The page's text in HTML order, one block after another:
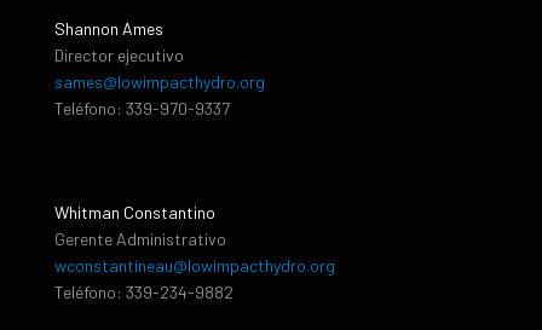
Shannon Ames
Director ejecutivo
sames@lowimpacthydro.org
Teléfono: 339-970-9337
Whitman Constantino
Gerente Administrativo
wconstantineau@lowimpacthydro.org
Teléfono: 339-234-9882